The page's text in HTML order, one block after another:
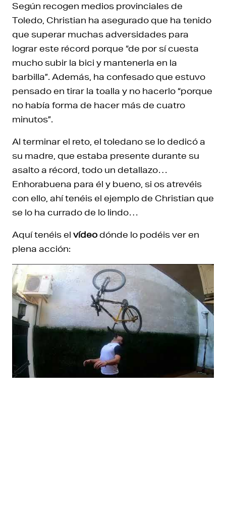
Según recogen medios provinciales de
Toledo, Christian ha asegurado que ha tenido
que superar muchas adversidades para
lograr este récord porque “de por sí cuesta
mucho subir la bici y mantenerla en la
barbilla”. Además, ha confesado que estuvo
pensado en tirar la toalla y no hacerlo “porque
no había forma de hacer más de cuatro
minutos”.
Al terminar el reto, el toledano se lo dedicó a
su madre, que estaba presente durante su
asalto a récord, todo un detallazo…
Enhorabuena para él y bueno, si os atrevéis
con ello, ahí tenéis el ejemplo de Christian que
se lo ha currado de lo lindo…
Aquí tenéis el vídeodónde lo podéis ver en
plena acción: